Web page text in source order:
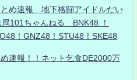
め速報 地下格闘アイドルだい
101ちゃんねる BNK48 ！
！GNZ48！STU48！SKE48
速報！！ネット乞食DE2000万